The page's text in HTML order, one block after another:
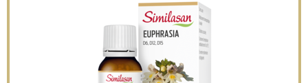
Similasan Euphrasia